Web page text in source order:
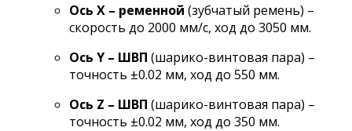
Ось X – ременной (зубчатый ремень) –
скорость до 2000 мм/с, ход до 3050 мм.
Ось Y – ШВП (шарико-винтовая пара) –
точность ±0.02 мм, ход до 550 мм.
Ось Z – ШВП (шарико-винтовая пара) –
точность ±0.02 мм, ход до 350 мм.